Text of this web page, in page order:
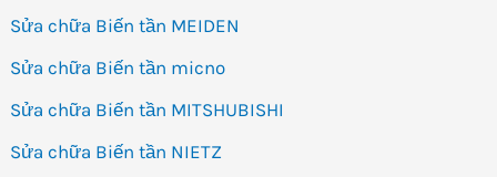
Sửa chữa Biến tần MEIDEN
Sửa chữa Biến tần micno
Sửa chữa Biến tần MITSHUBISHI
Sửa chữa Biến tần NIETZ